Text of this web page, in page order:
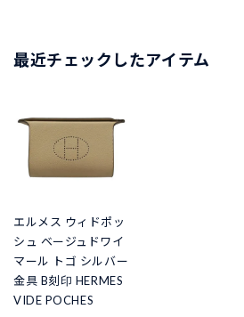
最近チェックしたアイテム
エルメス ウィドポッ
シュ ベージュドワイ
マール トゴ シルバー
金具 B刻印 HERMES
VIDE POCHES